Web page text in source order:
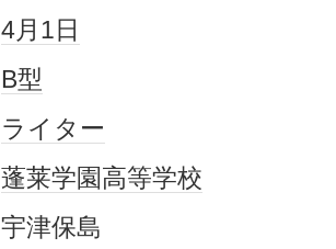
4月1日
B型
ライター
蓬莱学園高等学校
宇津保島